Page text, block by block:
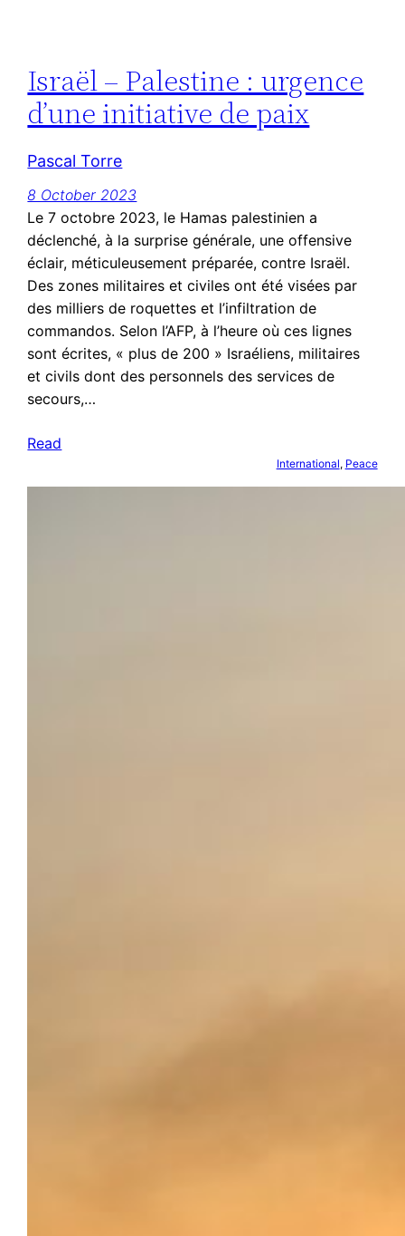
Israël – Palestine : urgence
d’une initiative de paix
Pascal Torre
8 October 2023
Le 7 octobre 2023, le Hamas palestinien a
déclenché, à la surprise générale, une offensive
éclair, méticuleusement préparée, contre Israël.
Des zones militaires et civiles ont été visées par
des milliers de roquettes et l’infiltration de
commandos. Selon l’AFP, à l’heure où ces lignes
sont écrites, « plus de 200 » Israéliens, militaires
et civils dont des personnels des services de
secours,…
Read
International, Peace